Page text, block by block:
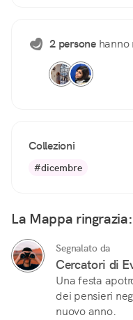
2 personehanno
Collezioni
#dicembre
La Mappa ringrazia:
Segnalato da
Cercatori di
Una festa
dei pensieri
nuovo anno.